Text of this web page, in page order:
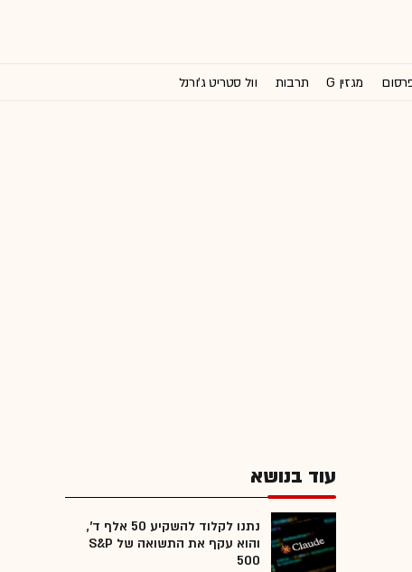
מגזין G תרבות וול סטריט ג'ורנל
עוד בנושא
נתנו לקלוד להשקיע 50 אלף ד',
והוא עקף את התשואה של S&P
500